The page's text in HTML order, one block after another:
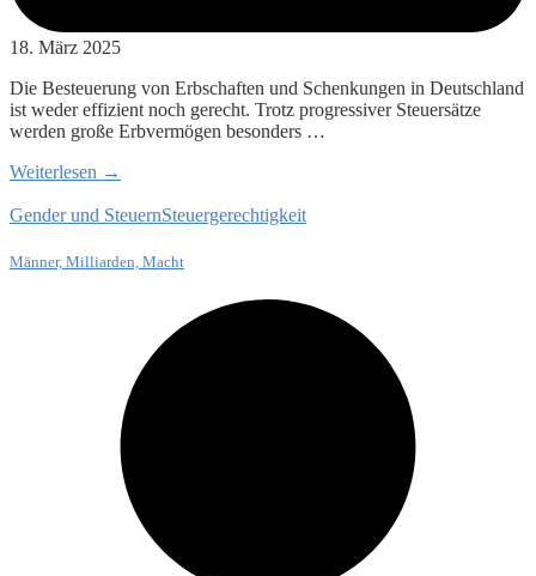
18. März 2025
Die Besteuerung von Erbschaften und Schenkungen in Deutschland
ist weder effizient noch gerecht. Trotz progressiver Steuersätze
werden große Erbvermögen besonders …
Weiterlesen →
Gender und SteuernSteuergerechtigkeit
Männer, Milliarden, Macht